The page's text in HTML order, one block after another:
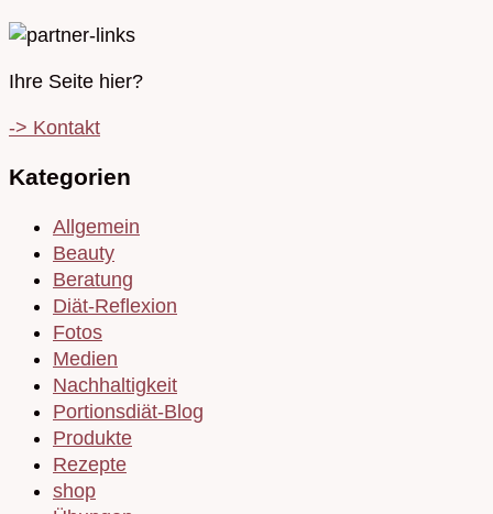
Ihre Seite hier?
-> Kontakt
Kategorien
Allgemein
Beauty
Beratung
Diät-Reflexion
Fotos
Medien
Nachhaltigkeit
Portionsdiät-Blog
Produkte
Rezepte
shop